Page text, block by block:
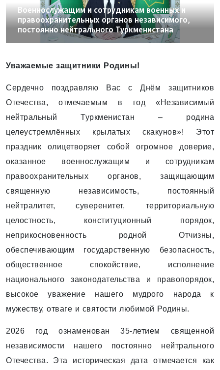
Военнослужащим и сотрудникам военных и
правоохранительных органов независимого,
постоянно нейтрального Туркменистана
Уважаемые защитники Родины!
Сердечно поздравляю Вас с Днём защитников
Отечества, отмечаемым в год «Независимый
нейтральный Туркменистан – родина
целеустремлённых крылатых скакунов»! Этот
праздник олицетворяет собой огромное доверие,
оказанное военнослужащим и сотрудникам
правоохранительных органов, защищающим
священную независимость, постоянный
нейтралитет, суверенитет, территориальную
целостность, конституционный порядок,
неприкосновенность родной Отчизны,
обеспечивающим государственную безопасность,
общественное спокойствие, исполнение
национального законодательства и правопорядок,
высокое уважение нашего мудрого народа к
мужеству, отваге и святости любимой Родины.
2026 год ознаменован 35-летием священной
независимости нашего постоянно нейтрального
Отечества. Эта историческая дата отмечается как